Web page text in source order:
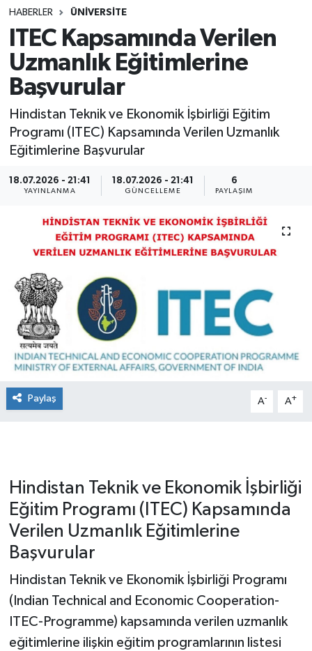
HABERLER ÜNİVERSİTE
ITEC Kapsamında Verilen
Uzmanlık Eğitimlerine
Başvurular
Hindistan Teknik ve Ekonomik İşbirliği Eğitim
Programı (ITEC) Kapsamında Verilen Uzmanlık
Eğitimlerine Başvurular
18.07.2026 - 21:41
YAYINLANMA
18.07.2026 - 21:41
GÜNCELLEME
6
PAYLAŞIM
Paylaş A- A+
Hindistan Teknik ve Ekonomik İşbirliği
Eğitim Programı (ITEC) Kapsamında
Verilen Uzmanlık Eğitimlerine
Başvurular
Hindistan Teknik ve Ekonomik İşbirliği Programı
(Indian Technical and Economic Cooperation-
ITEC-Programme) kapsamında verilen uzmanlık
eğitimlerine ilişkin eğitim programlarının listesi
YARIŞMA/ETKİNLİKLER
ANKET
MEVZUAT/KARARLAR